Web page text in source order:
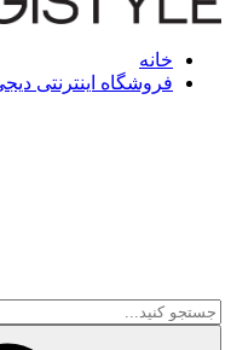
خانه
فروشگاه اینترنتی